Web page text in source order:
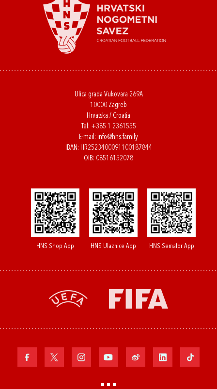
Ulica grada Vukovara 269A
10000 Zagreb
Hrvatska / Croatia
Tel: +385 1 2361555
E-mail: info@hns.family
IBAN: HR2523400091100187844
OIB: 08516152078
HNS Shop App HNS Ulaznice App HNS Semafor App